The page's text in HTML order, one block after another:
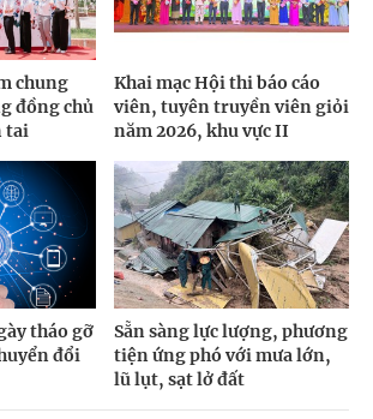
chung
đồng chủ
tai
Khai mạc Hội thi báo cáo
viên, tuyên truyền viên giỏi
năm 2026, khu vực II
tháo gỡ
đổi
Sẵn sàng lực lượng, phương
tiện ứng phó với mưa lớn,
lũ lụt, sạt lở đất